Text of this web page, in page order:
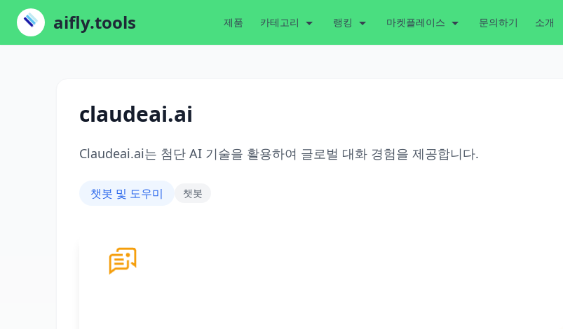
aifly.tools 제품 카테고리 랭킹 마켓플레이스 문의하기 소개
claudeai.ai
Claudeai.ai는 첨단 AI 기술을 활용하여 글로벌 대화 경험을 제공합니다.
챗봇 및 도우미 챗봇